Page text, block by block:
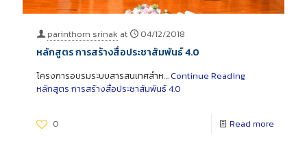
parinthorn srinak at 04/12/2018
หลักสูตร การสร้างสื่อประชาสัมพันธ์ 4.0
โครงการอบรมระบบสารสนเทศสำห… Continue Reading
หลักสูตร การสร้างสื่อประชาสัมพันธ์ 4.0
0 Read more